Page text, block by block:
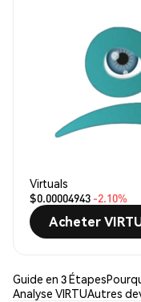
Virtuals
$0.00004943 -2.10%
Acheter
Guide en 3 Étapes
Analyse VIRTUAutres